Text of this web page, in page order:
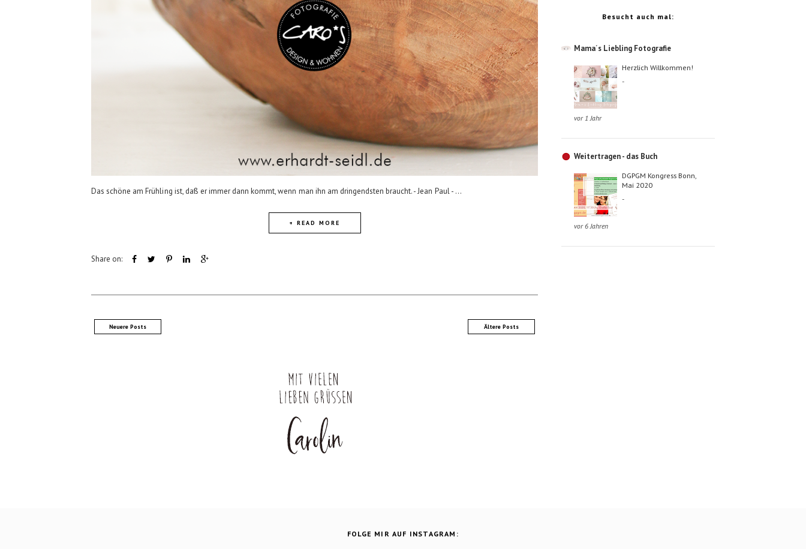
Das schöne am Frühling ist, daß er immer dann kommt, wenn man ihn am dringendsten braucht. - Jean Paul - ...
+ READ MORE
Share on:
Neuere Posts Ältere Posts
Besucht auch mal:
Mama´s Liebling Fotografie
Herzlich Willkommen!
-
vor 1 Jahr
Weitertragen - das Buch
DGPGM Kongress Bonn,
Mai 2020
-
vor 6 Jahren
FOLGE MIR AUF INSTAGRAM: